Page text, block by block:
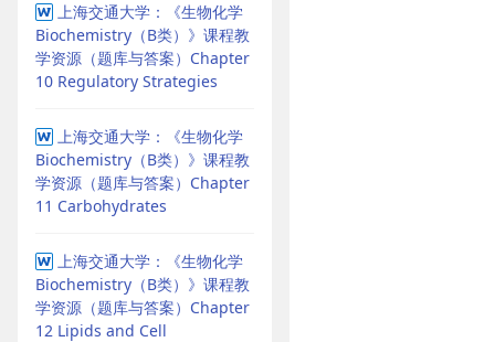
上海交通大学：《生物化学
Biochemistry（B类）》课程教
学资源（题库与答案）Chapter
10 Regulatory Strategies
上海交通大学：《生物化学
Biochemistry（B类）》课程教
学资源（题库与答案）Chapter
11 Carbohydrates
上海交通大学：《生物化学
Biochemistry（B类）》课程教
学资源（题库与答案）Chapter
12 Lipids and Cell